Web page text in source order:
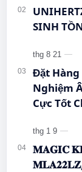
SINH
Đặt Hàng
Nghiệm
Cực Tốt
𝐌𝐀𝐆𝐈𝐂